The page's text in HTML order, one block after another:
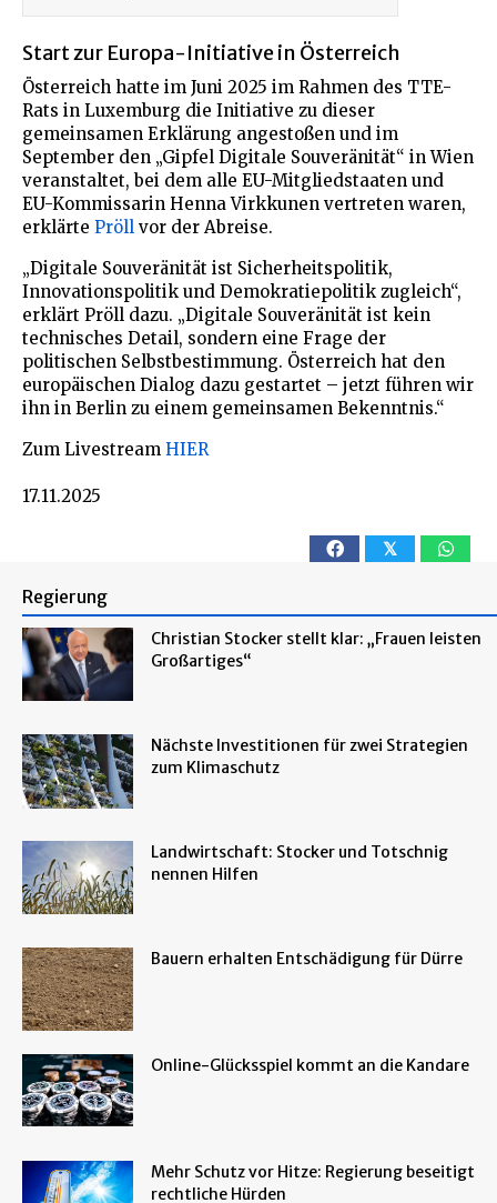
Start zur Europa-Initiative in Österreich
Österreich hatte im Juni 2025 im Rahmen des TTE-
Rats in Luxemburg die Initiative zu dieser
gemeinsamen Erklärung angestoßen und im
September den „Gipfel Digitale Souveränität“ in Wien
veranstaltet, bei dem alle EU-Mitgliedstaaten und
EU-Kommissarin Henna Virkkunen vertreten waren,
erklärte Pröll vor der Abreise.
„Digitale Souveränität ist Sicherheitspolitik,
Innovationspolitik und Demokratiepolitik zugleich“,
erklärt Pröll dazu. „Digitale Souveränität ist kein
technisches Detail, sondern eine Frage der
politischen Selbstbestimmung. Österreich hat den
europäischen Dialog dazu gestartet – jetzt führen wir
ihn in Berlin zu einem gemeinsamen Bekenntnis.“
Zum Livestream HIER
17.11.2025
𝕏
Regierung
Christian Stocker stellt klar: „Frauen leisten
Großartiges“
Nächste Investitionen für zwei Strategien
zum Klimaschutz
Landwirtschaft: Stocker und Totschnig
nennen Hilfen
Bauern erhalten Entschädigung für Dürre
Online-Glücksspiel kommt an die Kandare
Mehr Schutz vor Hitze: Regierung beseitigt
rechtliche Hürden